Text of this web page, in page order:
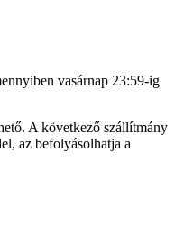
vasárnap 23:59-ig
A következő szállítmány
az befolyásolhatja a